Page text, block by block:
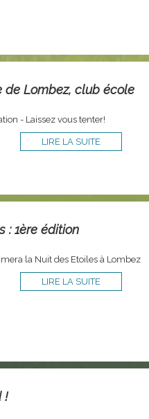
de Lombez, club école
- Laissez vous tenter!
LIRE LA SUITE
: 1ère édition
la Nuit des Etoiles à Lombez
LIRE LA SUITE
!